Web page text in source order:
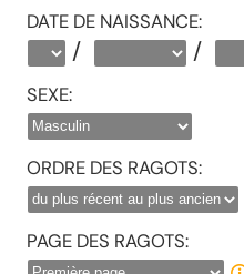
DATE DE NAISSANCE:
/ /
SEXE:
ORDRE DES RAGOTS:
PAGE DES RAGOTS: